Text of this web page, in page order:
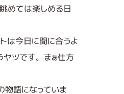
めては楽しめる日
は今日に間に合うよ
ヤツです。まぁ仕方
物語になっていま